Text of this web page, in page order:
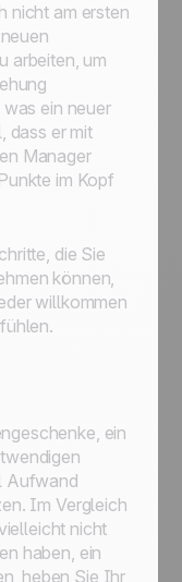
nicht am ersten
arbeiten, um
ein neuer
dass er mit
Manager
im Kopf
die Sie
können,
willkommen
ein
Aufwand
Im Vergleich
nicht
haben, ein
heben Sie Ihr